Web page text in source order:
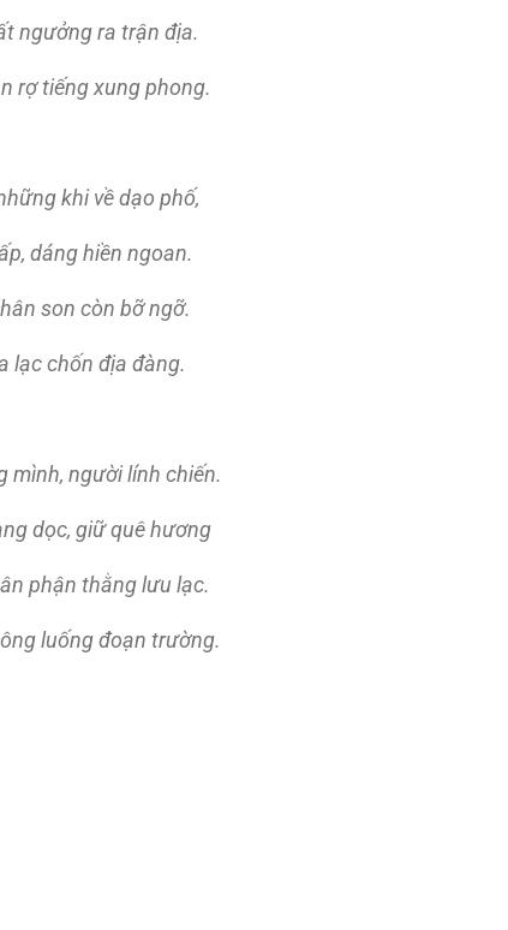
ngưởng ra trận địa.
rợ tiếng xung phong.
khi về dạo phố,
dáng hiền ngoan.
son còn bỡ ngỡ.
lạc chốn địa đàng.
mình, người lính chiến.
dọc, giữ quê hương
phận thằng lưu lạc.
luống đoạn trường.